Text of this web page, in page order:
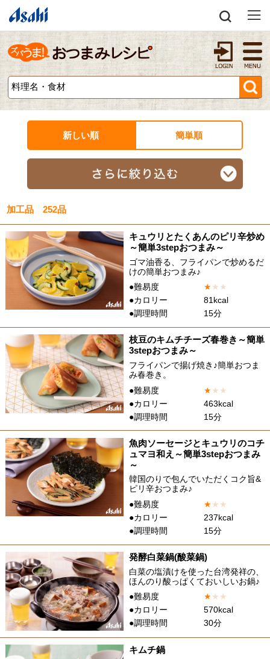
新しい順 簡単順
加工品 252品
キュウリとたくあんのピリ辛炒め
～簡単3stepおつまみ～
ゴマ油香る、フライパンで炒めるだ
けの簡単おつまみ♪
●難易度
★★ ★
●カロリー
81kcal
●調理時間
15分
枝豆のキムチチーズ春巻き～簡単
3stepおつまみ～
フライパンで揚げ焼き♪簡単おつま
み春巻き。
●難易度
★★ ★
●カロリー
463kcal
●調理時間
15分
魚肉ソーセージとキュウリのコチ
ュマヨ和え～簡単3stepおつまみ
～
韓国のりで包んでいただくコク旨&
ピリ辛おつまみ♪
●難易度
★★ ★
●カロリー
237kcal
●調理時間
15分
発酵白菜鍋(酸菜鍋)
白菜の塩漬けを使った台湾発祥の、
ほんのり酸っぱくておいしいお鍋♪
●難易度
★★ ★
●カロリー
570kcal
●調理時間
30分
キムチ鍋